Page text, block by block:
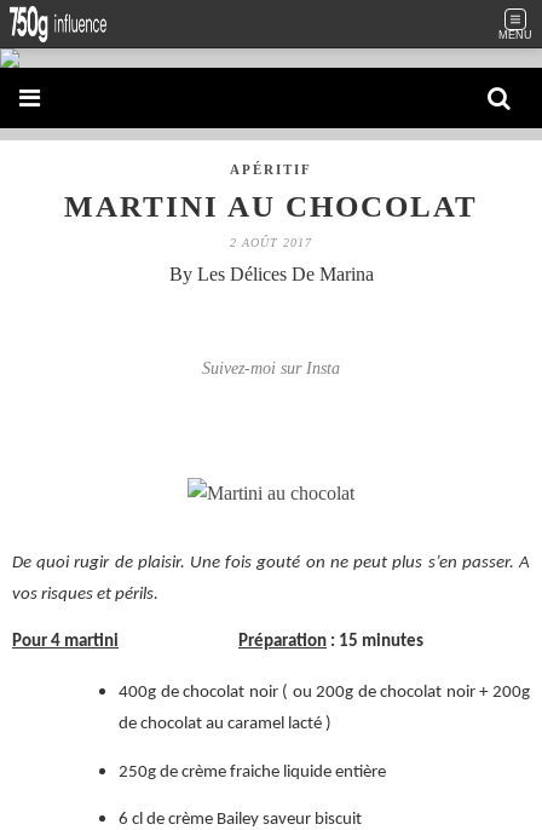
MENU
APÉRITIF
MARTINI AU CHOCOLAT
2 AOÛT 2017
By Les Délices De Marina
Suivez-moi sur Insta
De quoi rugir de plaisir. Une fois gouté on ne peut plus s’en passer. A
vos risques et périls.
Pour 4 martini Préparation : 15 minutes
400g de chocolat noir ( ou 200g de chocolat noir + 200g
de chocolat au caramel lacté )
250g de crème fraiche liquide entière
6 cl de crème Bailey saveur biscuit